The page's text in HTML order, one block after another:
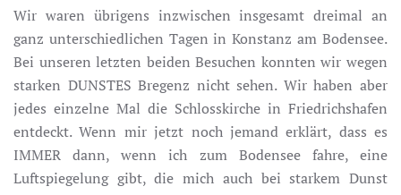
Wir waren übrigens inzwischen insgesamt dreimal an
ganz unterschiedlichen Tagen in Konstanz am Bodensee.
Bei unseren letzten beiden Besuchen konnten wir wegen
starken DUNSTES Bregenz nicht sehen. Wir haben aber
jedes einzelne Mal die Schlosskirche in Friedrichshafen
entdeckt. Wenn mir jetzt noch jemand erklärt, dass es
IMMER dann, wenn ich zum Bodensee fahre, eine
Luftspiegelung gibt, die mich auch bei starkem Dunst